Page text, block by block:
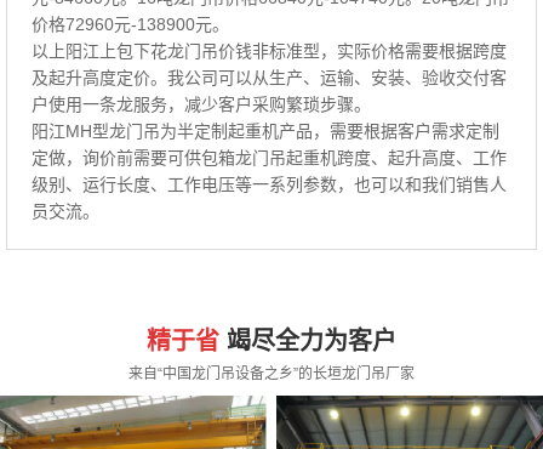
价格72960元-138900元。
以上阳江上包下花龙门吊价钱非标准型，实际价格需要根据跨度
及起升高度定价。我公司可以从生产、运输、安装、验收交付客
户使用一条龙服务，减少客户采购繁琐步骤。
阳江MH型龙门吊为半定制起重机产品，需要根据客户需求定制
定做，询价前需要可供包箱龙门吊起重机跨度、起升高度、工作
级别、运行长度、工作电压等一系列参数，也可以和我们销售人
员交流。
精于省 竭尽全力为客户
来自“中国龙门吊设备之乡”的长垣龙门吊厂家